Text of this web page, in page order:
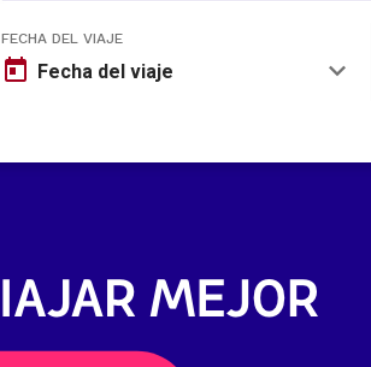
FECHA DEL VIAJE
Fecha del viaje